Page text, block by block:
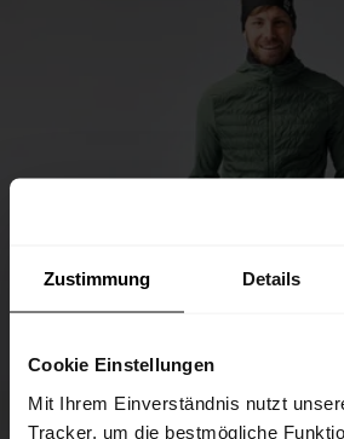
Zustimmung Details
Cookie Einstellungen
Mit Ihrem Einverständnis nutzt
Tracker, um die bestmögliche